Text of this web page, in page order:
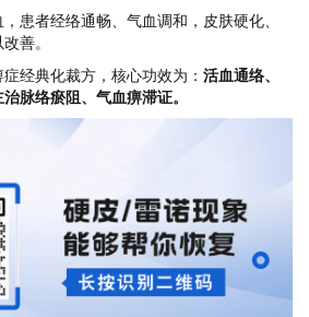
患者经络通畅、气血调和，皮肤硬化、
善。
经典化裁方，核心功效为： 活血通络、
治脉络瘀阻、气血痹滞证。